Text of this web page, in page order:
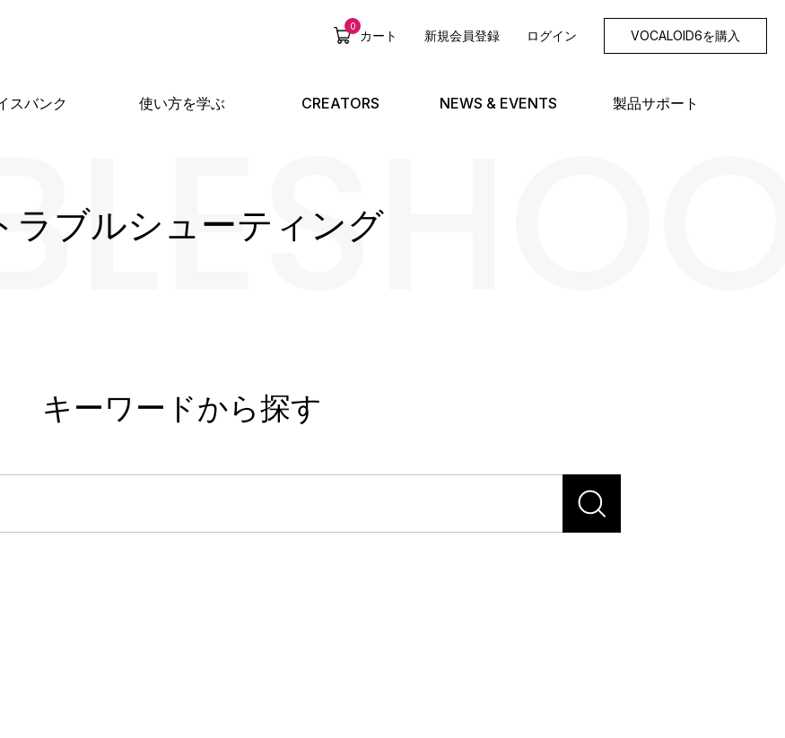
0
カート 新規会員登録 ログイン VOCALOID6を購入
スバンク 使い方を学ぶ CREATORS NEWS & EVENTS 製品サポート
ラブルシューティング
キーワードから探す